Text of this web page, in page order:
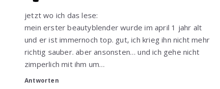
jetzt wo ich das lese:
mein erster beautyblender wurde im april 1 jahr alt
und er ist immernoch top. gut, ich krieg ihn nicht mehr
richtig sauber. aber ansonsten… und ich gehe nicht
zimperlich mit ihm um…
Antworten